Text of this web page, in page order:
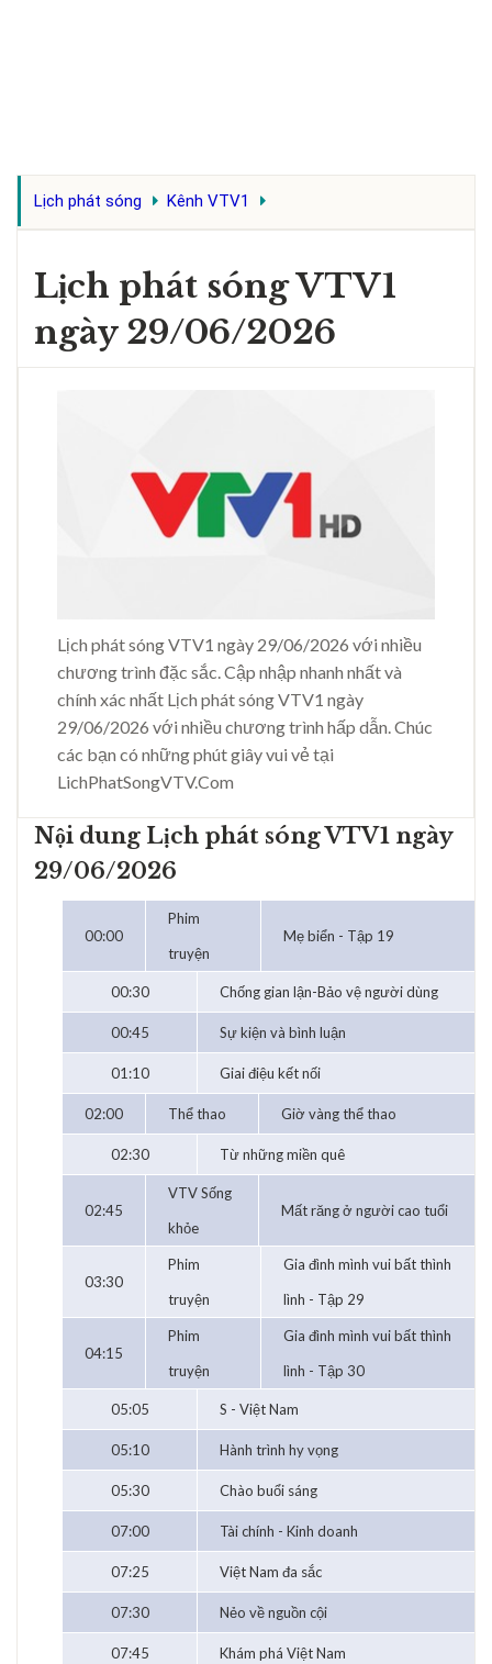
Lịch phát sóng Kênh VTV1
Lịch phát sóng VTV1
ngày 29/06/2026
Lịch phát sóng VTV1 ngày 29/06/2026 với nhiều
chương trình đặc sắc. Cập nhập nhanh nhất và
chính xác nhất Lịch phát sóng VTV1 ngày
29/06/2026 với nhiều chương trình hấp dẫn. Chúc
các bạn có những phút giây vui vẻ tại
LichPhatSongVTV.Com
Nội dung Lịch phát sóng VTV1 ngày
29/06/2026
00:00
Phim
truyện
Mẹ biển - Tập 19
00:30 Chống gian lận-Bảo vệ người dùng
00:45 Sự kiện và bình luận
01:10 Giai điệu kết nối
02:00 Thể thao Giờ vàng thể thao
02:30 Từ những miền quê
02:45
VTV Sống
khỏe
Mất răng ở người cao tuổi
03:30
Phim
truyện
Gia đình mình vui bất thình
lình - Tập 29
04:15
Phim
truyện
Gia đình mình vui bất thình
lình - Tập 30
05:05 S - Việt Nam
05:10 Hành trình hy vọng
05:30 Chào buổi sáng
07:00 Tài chính - Kinh doanh
07:25 Việt Nam đa sắc
07:30 Nẻo về nguồn cội
07:45 Khám phá Việt Nam